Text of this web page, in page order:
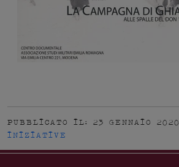
PUBBLICATO IL: 23 GENNAIO 2020
INIZIATIVE